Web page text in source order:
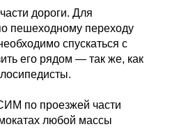
дороги. Для
пешеходному переходу
спускаться с
его рядом — так же, как
по проезжей части
любой массы